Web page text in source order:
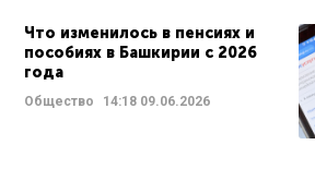
Что изменилось в пенсиях и
пособиях в Башкирии с 2026
года
Общество 14:18 09.06.2026